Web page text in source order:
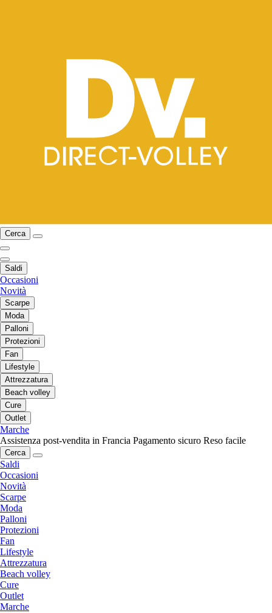
Cerca
Saldi
Occasioni
Novità
Scarpe
Moda
Palloni
Protezioni
Fan
Lifestyle
Attrezzatura
Beach volley
Cure
Outlet
Marche
Assistenza post-vendita in Francia Pagamento sicuro Reso facile
Cerca
Saldi
Occasioni
Novità
Scarpe
Moda
Palloni
Protezioni
Fan
Lifestyle
Attrezzatura
Beach volley
Cure
Outlet
Marche